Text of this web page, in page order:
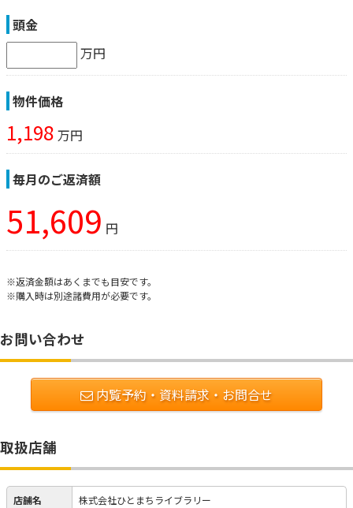
頭金
万円
物件価格
1,198 万円
毎月のご返済額
51,609 円
※返済金額はあくまでも目安です。
※購入時は別途諸費用が必要です。
お問い合わせ
内覧予約・資料請求・お問合せ
取扱店舗
店舗名 株式会社ひとまちライブラリー